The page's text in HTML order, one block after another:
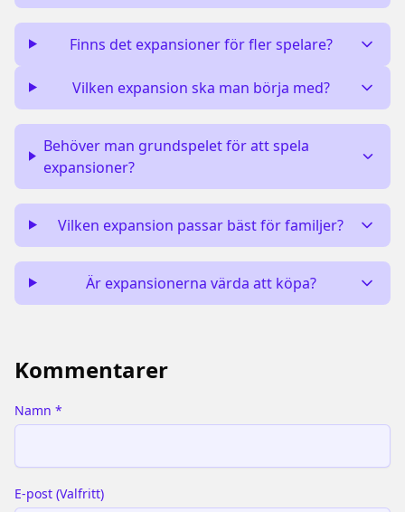
Finns det expansioner för fler spelare?
Vilken expansion ska man börja med?
Behöver man grundspelet för att spela
expansioner?
Vilken expansion passar bäst för familjer?
Är expansionerna värda att köpa?
Kommentarer
Namn *
E-post (Valfritt)